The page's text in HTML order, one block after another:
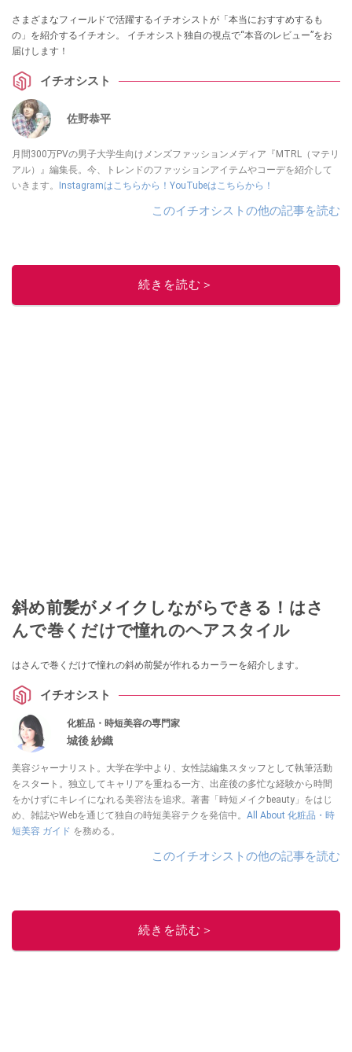
さまざまなフィールドで活躍するイチオシストが「本当におすすめするも
の」を紹介するイチオシ。 イチオシスト独自の視点で“本音のレビュー”をお
届けします！
イチオシスト
佐野恭平
月間300万PVの男子大学生向けメンズファッションメディア『MTRL（マテリ
アル）』編集長。今、トレンドのファッションアイテムやコーデを紹介して
いきます。
Instagramはこちらから！ YouTubeはこちらから！
このイチオシストの他の記事を読む
続きを読む＞
斜め前髪がメイクしながらできる！はさ
んで巻くだけで憧れのヘアスタイル
はさんで巻くだけで憧れの斜め前髪が作れるカーラーを紹介します。
イチオシスト
化粧品・時短美容の専門家
城後 紗織
美容ジャーナリスト。大学在学中より、女性誌編集スタッフとして執筆活動
をスタート。独立してキャリアを重ねる一方、出産後の多忙な経験から時間
をかけずにキレイになれる美容法を追求。著書「時短メイクbeauty」をはじ
め、雑誌やWebを通じて独自の時短美容テクを発信中。 All About 化粧品・時
短美容 ガイド を務める。
このイチオシストの他の記事を読む
続きを読む＞